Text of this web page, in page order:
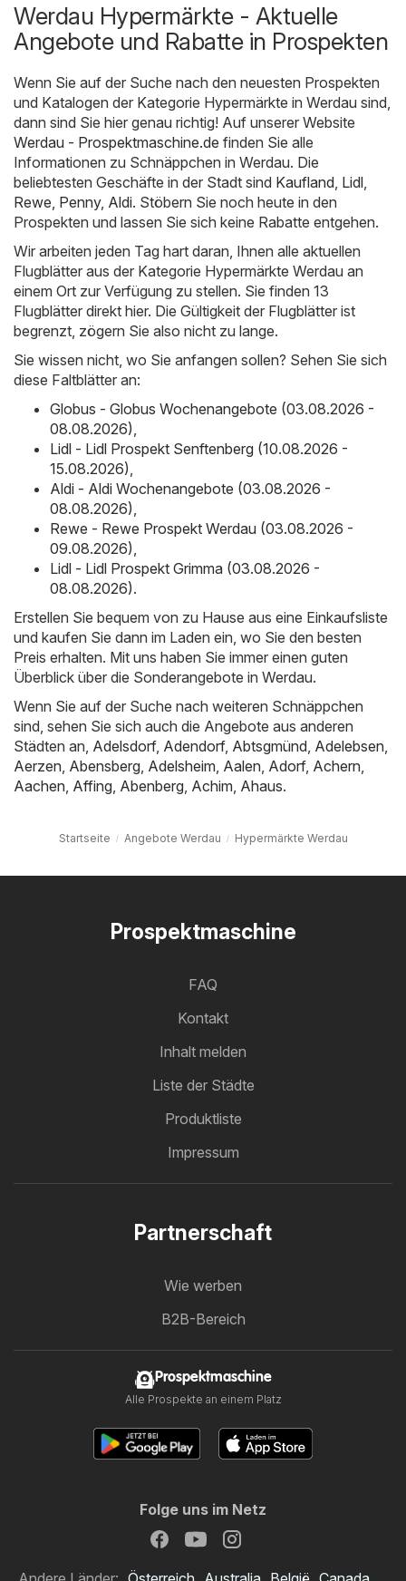
Werdau Hypermärkte - Aktuelle
Angebote und Rabatte in Prospekten
Wenn Sie auf der Suche nach den neuesten Prospekten
und Katalogen der Kategorie Hypermärkte in Werdau sind,
dann sind Sie hier genau richtig! Auf unserer Website
Werdau - Prospektmaschine.de finden Sie alle
Informationen zu Schnäppchen in Werdau. Die
beliebtesten Geschäfte in der Stadt sind Kaufland Lidl
Rewe Penny, Aldi. Stöbern Sie noch heute in den
Prospekten und lassen Sie sich keine Rabatte entgehen.
Wir arbeiten jeden Tag hart daran, Ihnen alle aktuellen
Flugblätter aus der Kategorie Hypermärkte Werdau an
einem Ort zur Verfügung zu stellen. Sie finden 13
Flugblätter direkt hier. Die Gültigkeit der Flugblätter ist
begrenzt, zögern Sie also nicht zu lange.
Sie wissen nicht, wo Sie anfangen sollen? Sehen Sie sich
diese Faltblätter an:
Globus - Globus Wochenangebote (03.08.2026 -
08.08.2026)
Lidl - Lidl Prospekt Senftenberg (10.08.2026 -
15.08.2026)
Aldi - Aldi Wochenangebote (03.08.2026 -
08.08.2026)
Rewe - Rewe Prospekt Werdau (03.08.2026 -
09.08.2026)
Lidl - Lidl Prospekt Grimma (03.08.2026 -
08.08.2026).
Erstellen Sie bequem von zu Hause aus eine Einkaufsliste
und kaufen Sie dann im Laden ein, wo Sie den besten
Preis erhalten. Mit uns haben Sie immer einen guten
Überblick über die Sonderangebote in Werdau.
Wenn Sie auf der Suche nach weiteren Schnäppchen
sind, sehen Sie sich auch die Angebote aus anderen
Städten an, Adelsdorf, Adendorf, Abtsgmünd Adelebsen
Aerzen Abensberg Adelsheim Aalen Adorf, Achern
Aachen Affing Abenberg Achim Ahaus.
Startseite Angebote Werdau Hypermärkte Werdau
Prospektmaschine
FAQ
Kontakt
Inhalt melden
Liste der Städte
Produktliste
Impressum
Partnerschaft
Wie werben
B2B-Bereich
Prospektmaschine
Alle Prospekte an einem Platz
Folge uns im Netz